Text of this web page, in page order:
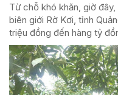
Từ chỗ khó khăn, giờ
biên giới Rờ Kơi, tỉnh
triệu đồng đến hàng tỷ